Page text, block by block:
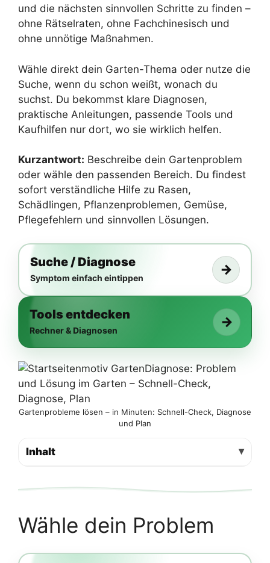
und die nächsten sinnvollen Schritte zu finden –
ohne Rätselraten, ohne Fachchinesisch und
ohne unnötige Maßnahmen.
Wähle direkt dein Garten-Thema oder nutze die
Suche, wenn du schon weißt, wonach du
suchst. Du bekommst klare Diagnosen,
praktische Anleitungen, passende Tools und
Kaufhilfen nur dort, wo sie wirklich helfen.
Kurzantwort: Beschreibe dein Gartenproblem
oder wähle den passenden Bereich. Du findest
sofort verständliche Hilfe zu Rasen,
Schädlingen, Pflanzenproblemen, Gemüse,
Pflegefehlern und sinnvollen Lösungen.
Suche / Diagnose
Symptom einfach eintippen
→
Tools entdecken
Rechner & Diagnosen
→
Gartenprobleme lösen – in Minuten: Schnell-Check, Diagnose
und Plan
Inhalt
Wähle dein Problem